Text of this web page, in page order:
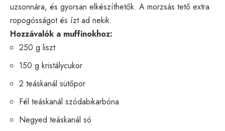
uzsonnára, és gyorsan elkészíthetők. A morzsás tető extra
ropogósságot és ízt ad nekik.
Hozzávalók a muffinokhoz:
250 g liszt
150 g kristálycukor
2 teáskanál sütőpor
Fél teáskanál szódabikarbóna
Negyed teáskanál só